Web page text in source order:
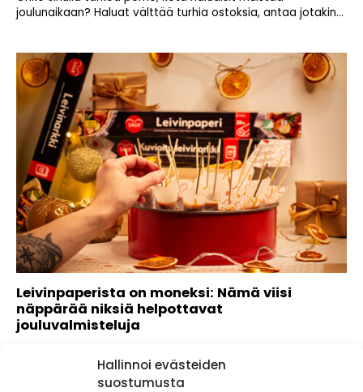
Hallinnoi evästeiden
suostumusta
joulunaikaan? Haluat välttää turhia ostoksia, antaa jotakin...
Leivinpaperista on moneksi: Nämä viisi
näppärää niksiä helpottavat
jouluvalmisteluja
valmistellaan päivätolkulla. Kotikokin paras apuri on...